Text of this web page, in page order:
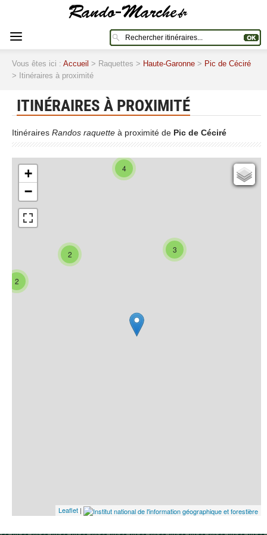
Vous êtes ici : Accueil > Raquettes > Haute-Garonne > Pic de Céciré
> Itinéraires à proximité
ITINÉRAIRES À PROXIMITÉ
Itinéraires Randos raquette à proximité de Pic de Céciré
2
2 3
4
+
−
Leaflet |